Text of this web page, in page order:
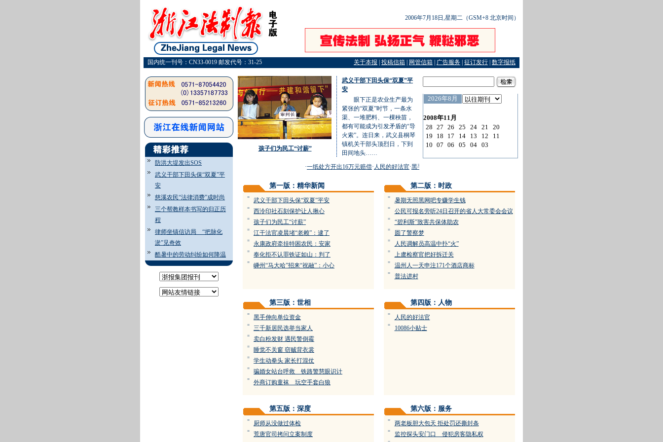
2006年7月18日,星期二（GSM+8 北京时间）
国内统一刊号：CN33-0019 邮发代号：31-25 关于本报 投稿信箱 网管信箱 广告服务 征订发行 数字报纸
防洪大堤发出SOS
武义干部下田头保“双夏”平
安
慈溪农民“法律消费”成时尚
三个帮教样本书写的归正历
程
律师坐镇信访局 “把脉化
淤”见奇效
酷暑中的劳动纠纷如何降温
孩子们为民工“讨薪”
武义干部下田头保“双夏”平
安
眼下正是农业生产最为
紧张的“双夏”时节，一条水
渠、一堆肥料、一棵秧苗，
都有可能成为引发矛盾的“导
火索”。连日来，武义县桐琴
镇机关干部头顶烈日，下到
田间地头……
一纸处方开出16万元赔偿·人民的好法官·黑手伸向单位资金
第一版：精华新闻
= 武义干部下田头保“双夏”平安
= 西泠印社石刻保护让人揪心
= 孩子们为民工“讨薪”
= 江干法官凌晨堵“老赖”：逮了
= 永康政府牵挂特困农民：安家
= 奉化拒不认罪铁证如山：判了
= 嵊州“马大哈”招来“祝融”：小心
第二版：时政
= 暑期无照黑网吧专赚学生钱
= 公民可报名旁听24日召开的省人大常委会会议
= “碧利斯”致害共保体助农
= 圆了警察梦
= 人民调解员高温中扑“火”
= 上虞检察官把好拆迁关
= 温州人一天申注171个酒店商标
= 普法进村
第三版：世相
= 黑手伸向单位资金
= 三千新居民选举当家人
= 卖白粉发财 遇民警倒霉
= 睡觉不关窗 窃贼背衣裳
= 学生动拳头 家长打混仗
= 骗婚女站台呼救 铁路警慧眼识计
= 外商订购童袜 玩空手套白狼
第四版：人物
= 人民的好法官
= 10086小贴士
第五版：深度
= 厨师从没做过体检
= 荒唐官司拷问立案制度
第六版：服务
= 两老板胆大包天 拒处罚还撕封条
= 监控探头安门口 侵犯房客隐私权